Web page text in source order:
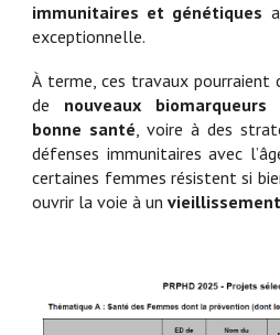
immunitaires et génétiques
exceptionnelle.
À terme, ces travaux pourraient
de nouveaux
bonne santé, voire à des
défenses immunitaires avec
certaines femmes résistent si
ouvrir la voie à un